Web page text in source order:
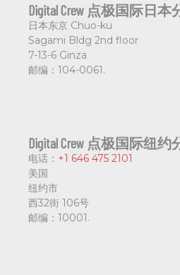
Digital Crew 点极国际日本
日本东京 Chuo-ku
Sagami Bldg 2nd floor
7-13-6 Ginza
邮编： 104-0061.
Digital Crew 点极国际纽约
电话： +1 646 475 2101
美国
纽约市
西32街 106号
邮编： 10001.